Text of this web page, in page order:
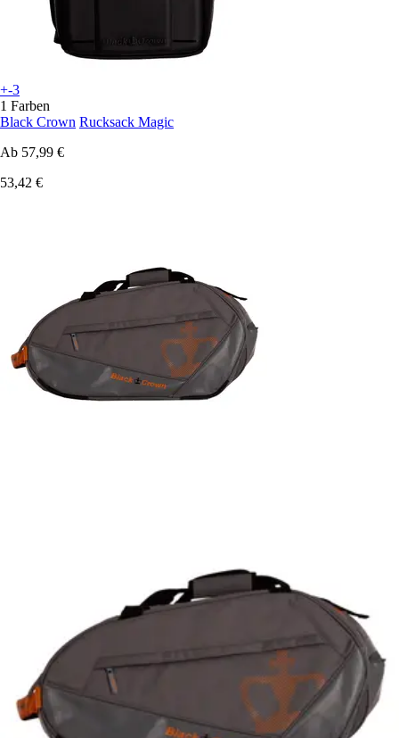
+-3
1 Farben
Black Crown Rucksack Magic
Ab 57,99 €
53,42 €